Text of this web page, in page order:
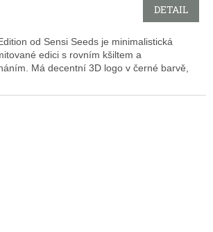
DETAIL
od Sensi Seeds je minimalistická
edici s rovním kšiltem a
Má decentní 3D logo v černé barvě,